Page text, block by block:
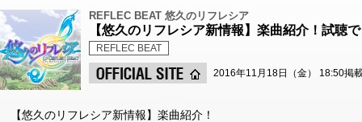
REFLEC BEAT 悠久のリフレシア
【悠久のリフレシア新情報】楽曲紹介！試聴
REFLEC BEAT
2016年11月18日（金） 18:50掲
【悠久のリフレシア新情報】楽曲紹介！